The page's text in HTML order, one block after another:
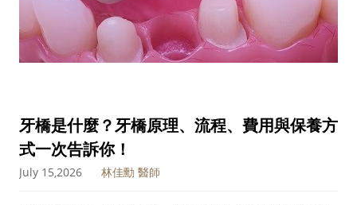
牙橋是什麼？牙橋原理、流程、費用與保養方
式一次告訴你！
July 15,2026 林佳勳 醫師